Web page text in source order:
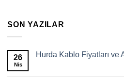
SON YAZILAR
26
Nis
Hurda Kablo Fiyatları ve